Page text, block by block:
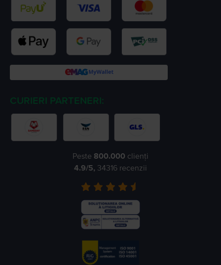
CURIERI PARTENERI:
Peste 800.000 clienți
4.9/5, 34316 recenzii